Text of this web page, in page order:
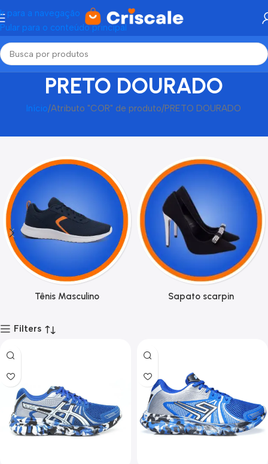
Ir para a navegação
Pular para o conteúdo principal
PRETO DOURADO
Início Atributo "COR" de produto PRETO DOURADO
Tênis Masculino Sapato scarpin
Filters